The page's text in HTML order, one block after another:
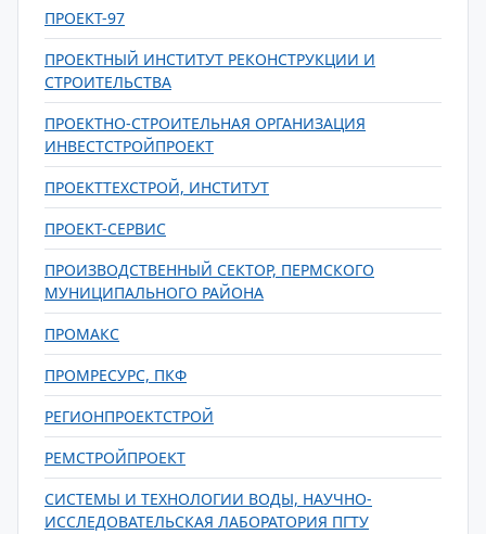
ПРОЕКТ-97
ПРОЕКТНЫЙ ИНСТИТУТ РЕКОНСТРУКЦИИ И
СТРОИТЕЛЬСТВА
ПРОЕКТНО-СТРОИТЕЛЬНАЯ ОРГАНИЗАЦИЯ
ИНВЕСТСТРОЙПРОЕКТ
ПРОЕКТТЕХСТРОЙ, ИНСТИТУТ
ПРОЕКТ-СЕРВИС
ПРОИЗВОДСТВЕННЫЙ СЕКТОР, ПЕРМСКОГО
МУНИЦИПАЛЬНОГО РАЙОНА
ПРОМАКС
ПРОМРЕСУРС, ПКФ
РЕГИОНПРОЕКТСТРОЙ
РЕМСТРОЙПРОЕКТ
СИСТЕМЫ И ТЕХНОЛОГИИ ВОДЫ, НАУЧНО-
ИССЛЕДОВАТЕЛЬСКАЯ ЛАБОРАТОРИЯ ПГТУ